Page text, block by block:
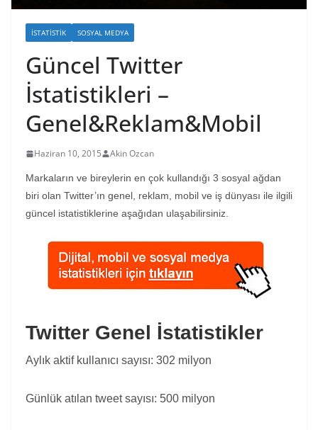
İSTATISTIK SOSYAL MEDYA
Güncel Twitter
İstatistikleri –
Genel&Reklam&Mobil
Haziran 10, 2015 Akin Ozcan
Markaların ve bireylerin en çok kullandığı 3 sosyal ağdan
biri olan Twitter’ın genel, reklam, mobil ve iş dünyası ile ilgili
güncel istatistiklerine aşağıdan ulaşabilirsiniz.
Twitter Genel İstatistikler
Aylık aktif kullanıcı sayısı: 302 milyon
Günlük atılan tweet sayısı: 500 milyon